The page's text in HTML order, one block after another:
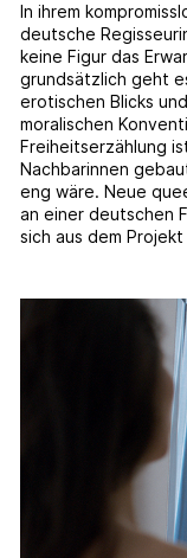
In ihrem
deutsche
keine Figur das
grundsätzlich geht
erotischen Blicks
moralischen
Freiheitserzählung
Nachbarinnen
eng wäre. Neue
an einer deutschen
sich aus dem